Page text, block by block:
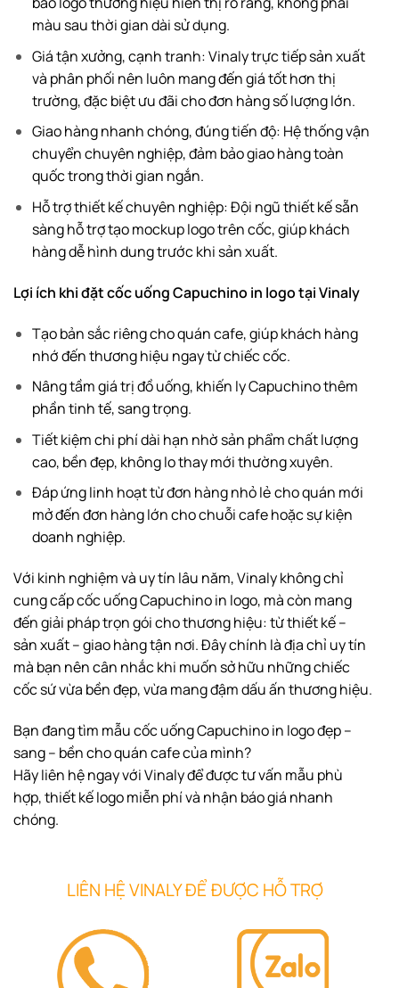
màu sau thời gian dài sử dụng.
Giá tận xưởng, cạnh tranh: Vinaly trực tiếp sản xuất
và phân phối nên luôn mang đến giá tốt hơn thị
trường, đặc biệt ưu đãi cho đơn hàng số lượng lớn.
Giao hàng nhanh chóng, đúng tiến độ: Hệ thống vận
chuyển chuyên nghiệp, đảm bảo giao hàng toàn
quốc trong thời gian ngắn.
Hỗ trợ thiết kế chuyên nghiệp: Đội ngũ thiết kế sẵn
sàng hỗ trợ tạo mockup logo trên cốc, giúp khách
hàng dễ hình dung trước khi sản xuất.
Lợi ích khi đặt cốc uống Capuchino in logo tại Vinaly
Tạo bản sắc riêng cho quán cafe, giúp khách hàng
nhớ đến thương hiệu ngay từ chiếc cốc.
Nâng tầm giá trị đồ uống, khiến ly Capuchino thêm
phần tinh tế, sang trọng.
Tiết kiệm chi phí dài hạn nhờ sản phẩm chất lượng
cao, bền đẹp, không lo thay mới thường xuyên.
Đáp ứng linh hoạt từ đơn hàng nhỏ lẻ cho quán mới
mở đến đơn hàng lớn cho chuỗi cafe hoặc sự kiện
doanh nghiệp.
Với kinh nghiệm và uy tín lâu năm, Vinaly không chỉ
cung cấp cốc uống Capuchino in logo, mà còn mang
đến giải pháp trọn gói cho thương hiệu: từ thiết kế –
sản xuất – giao hàng tận nơi. Đây chính là địa chỉ uy tín
mà bạn nên cân nhắc khi muốn sở hữu những chiếc
cốc sứ vừa bền đẹp, vừa mang đậm dấu ấn thương hiệu.
Bạn đang tìm mẫu cốc uống Capuchino in logo đẹp –
sang – bền cho quán cafe của mình?
Hãy liên hệ ngay với Vinaly để được tư vấn mẫu phù
hợp, thiết kế logo miễn phí và nhận báo giá nhanh
chóng.
LIÊN HỆ VINALY ĐỂ ĐƯỢC HỖ TRỢ